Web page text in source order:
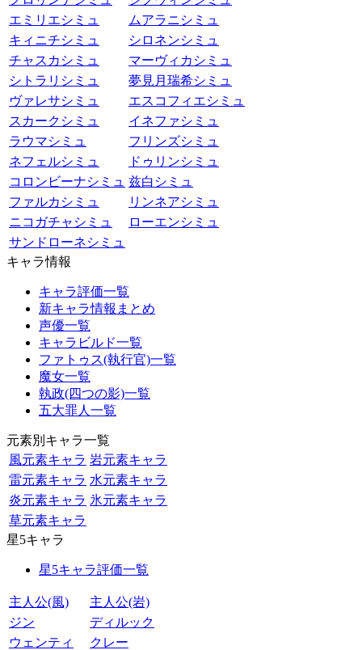
エミリエシミュ
ムアラニシミュ
キィニチシミュ
シロネンシミュ
チャスカシミュ
マーヴィカシミュ
シトラリシミュ
夢見月瑞希シミュ
ヴァレサシミュ
エスコフィエシミュ
スカークシミュ
イネファシミュ
ラウマシミュ
フリンズシミュ
ネフェルシミュ
ドゥリンシミュ
コロンビーナシミュ 兹白シミュ
ファルカシミュ
リンネアシミュ
ニコガチャシミュ
ローエンシミュ
サンドローネシミュ
キャラ情報
キャラ評価一覧
新キャラ情報まとめ
声優一覧
キャラビルド一覧
ファトゥス(執行官)一覧
魔女一覧
執政(四つの影)一覧
五大罪人一覧
元素別キャラ一覧
風元素キャラ 岩元素キャラ
雷元素キャラ 水元素キャラ
炎元素キャラ 氷元素キャラ
草元素キャラ
星5キャラ
星5キャラ評価一覧
主人公(風)
主人公(岩)
ジン
ディルック
ウェンティ
クレー